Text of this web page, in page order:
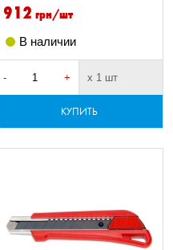
912 грн/шт
В наличии
- + х 1 шт
КУПИТЬ